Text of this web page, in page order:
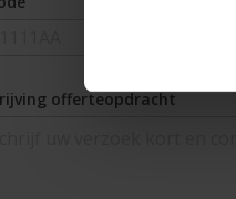
offerteopdracht